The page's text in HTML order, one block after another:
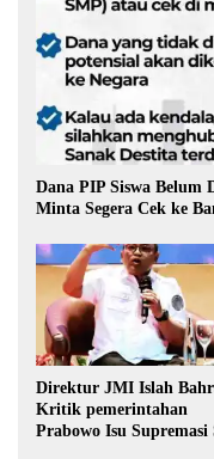
Dana PIP Siswa Belum
Minta Segera Cek ke
Direktur JMI Islah
Kritik pemerintahan
Prabowo Isu